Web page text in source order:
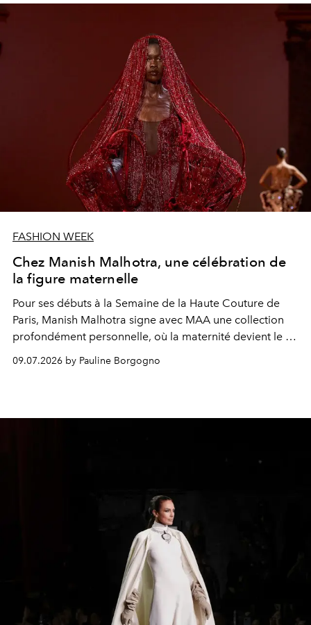
FASHION WEEK
Chez Manish Malhotra, une célébration de
la figure maternelle
Pour ses débuts à la Semaine de la Haute Couture de
Paris, Manish Malhotra signe avec MAA une collection
profondément personnelle, où la maternité devient le fil
conducteur d’une réflexion sur la création, la
transmission et l’identité.
09.07.2026 by Pauline Borgogno